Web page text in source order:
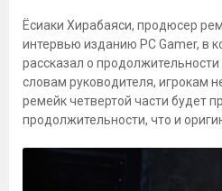
Ёсиаки Хирабаяси, продюсер
интервью изданию PC Gamer, в
рассказал о
словам руководителя, игрокам
ремейк четвертой части будет
продолжительности, что и